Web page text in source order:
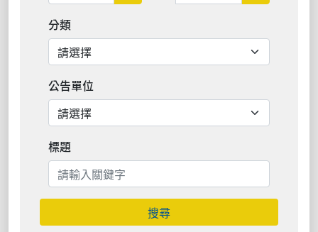
分類
公告單位
標題
搜尋